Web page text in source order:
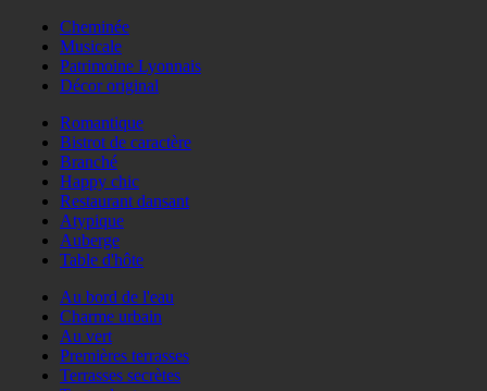
Cheminée
Musicale
Patrimoine Lyonnais
Décor original
Romantique
Bistrot de caractère
Branché
Happy chic
Restaurant dansant
Atypique
Auberge
Table d'hôte
Au bord de l'eau
Charme urbain
Au vert
Premières terrasses
Terrasses secrètes